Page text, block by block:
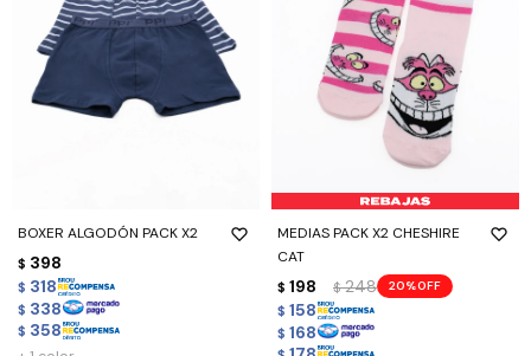
BOXER ALGODÓN PACK X2
$ 398
$ 318
$ 338
$ 358
MEDIAS PACK X2 CHESHIRE
CAT
$ 198 $ 248 20
$ 158
$ 168